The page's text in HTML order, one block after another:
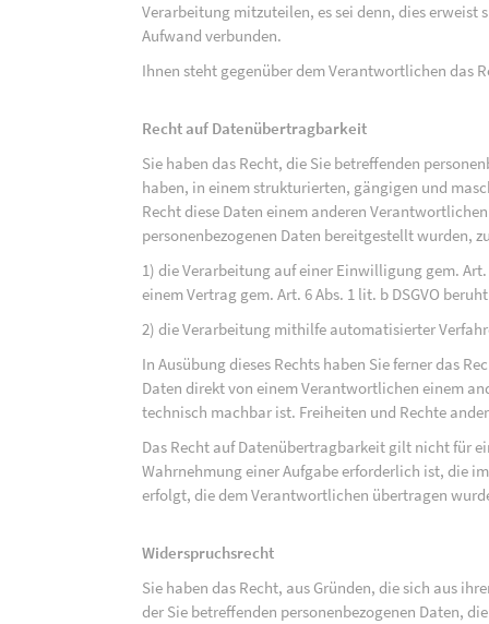
Verarbeitung mitzuteilen, es sei denn, dies
Aufwand verbunden.
Ihnen steht gegenüber dem Verantwortlichen das
Recht auf Datenübertragbarkeit
Sie haben das Recht, die Sie betreffenden
haben, in einem strukturierten, gängigen und
Recht diese Daten einem anderen
personenbezogenen Daten bereitgestellt wurden,
1) die Verarbeitung auf einer Einwilligung gem. Art.
einem Vertrag gem. Art. 6 Abs. 1 lit. b DSGVO
2) die Verarbeitung mithilfe automatisierter
In Ausübung dieses Rechts haben Sie ferner das
Daten direkt von einem Verantwortlichen einem
technisch machbar ist. Freiheiten und Rechte
Das Recht auf Datenübertragbarkeit gilt nicht für
Wahrnehmung einer Aufgabe erforderlich ist, die
erfolgt, die dem Verantwortlichen übertragen
Widerspruchsrecht
Sie haben das Recht, aus Gründen, die sich aus
der Sie betreffenden personenbezogenen Daten,